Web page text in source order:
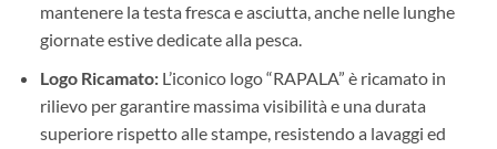
mantenere la testa fresca e asciutta, anche nelle lunghe
giornate estive dedicate alla pesca.
Logo Ricamato:L’iconico logo “RAPALA” è ricamato in
rilievo per garantire massima visibilità e una durata
superiore rispetto alle stampe, resistendo a lavaggi ed